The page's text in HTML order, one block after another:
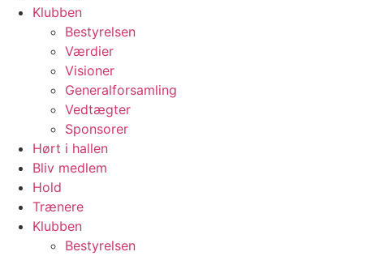
Klubben
Bestyrelsen
Værdier
Visioner
Generalforsamling
Vedtægter
Sponsorer
Hørt i hallen
Bliv medlem
Hold
Trænere
Klubben
Bestyrelsen